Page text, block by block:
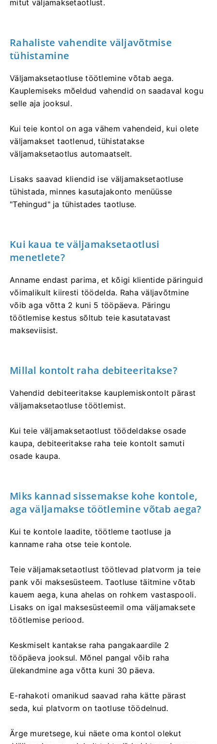
mitut väljamaksetaotlust.
Rahaliste vahendite väljavõtmise
tühistamine
Väljamaksetaotluse töötlemine võtab aega.
Kauplemiseks mõeldud vahendid on saadaval kogu
selle aja jooksul.
Kui teie kontol on aga vähem vahendeid, kui olete
väljamakset taotlenud, tühistatakse
väljamaksetaotlus automaatselt.
Lisaks saavad kliendid ise väljamaksetaotluse
tühistada, minnes kasutajakonto menüüsse
"Tehingud" ja tühistades taotluse.
Kui kaua te väljamaksetaotlusi
menetlete?
Anname endast parima, et kõigi klientide päringuid
võimalikult kiiresti töödelda. Raha väljavõtmine
võib aga võtta 2 kuni 5 tööpäeva. Päringu
töötlemise kestus sõltub teie kasutatavast
makseviisist.
Millal kontolt raha debiteeritakse?
Vahendid debiteeritakse kauplemiskontolt pärast
väljamaksetaotluse töötlemist.
Kui teie väljamaksetaotlust töödeldakse osade
kaupa, debiteeritakse raha teie kontolt samuti
osade kaupa.
Miks kannad sissemakse kohe kontole,
aga väljamakse töötlemine võtab aega?
Kui te kontole laadite, töötleme taotluse ja
kanname raha otse teie kontole.
Teie väljamaksetaotlust töötlevad platvorm ja teie
pank või maksesüsteem. Taotluse täitmine võtab
kauem aega, kuna ahelas on rohkem vastaspooli.
Lisaks on igal maksesüsteemil oma väljamaksete
töötlemise periood.
Keskmiselt kantakse raha pangakaardile 2
tööpäeva jooksul. Mõnel pangal võib raha
ülekandmine aga võtta kuni 30 päeva.
E-rahakoti omanikud saavad raha kätte pärast
seda, kui platvorm on taotluse töödelnud.
Ärge muretsege, kui näete oma kontol olekut